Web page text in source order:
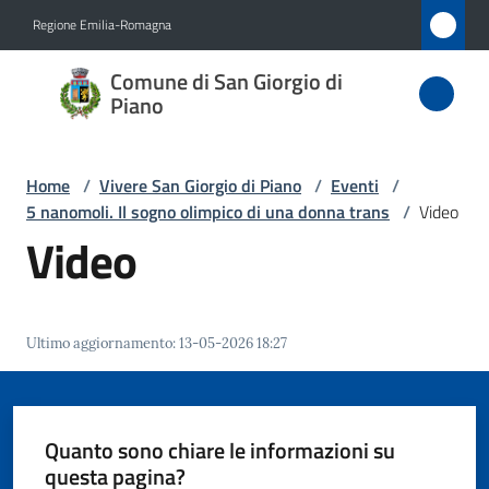
Regione Emilia-Romagna
Comune di San Giorgio di
Piano
Comune
di San
di Piano
Amministrazione
Vivere
San
Home / Vivere San Giorgio di Piano / Eventi /
5 nanomoli. Il sogno olimpico di una donna trans / Video
Video
Ultimo aggiornamento:13-05-2026 18:27
Quanto sono chiare le informazioni su
questa pagina?